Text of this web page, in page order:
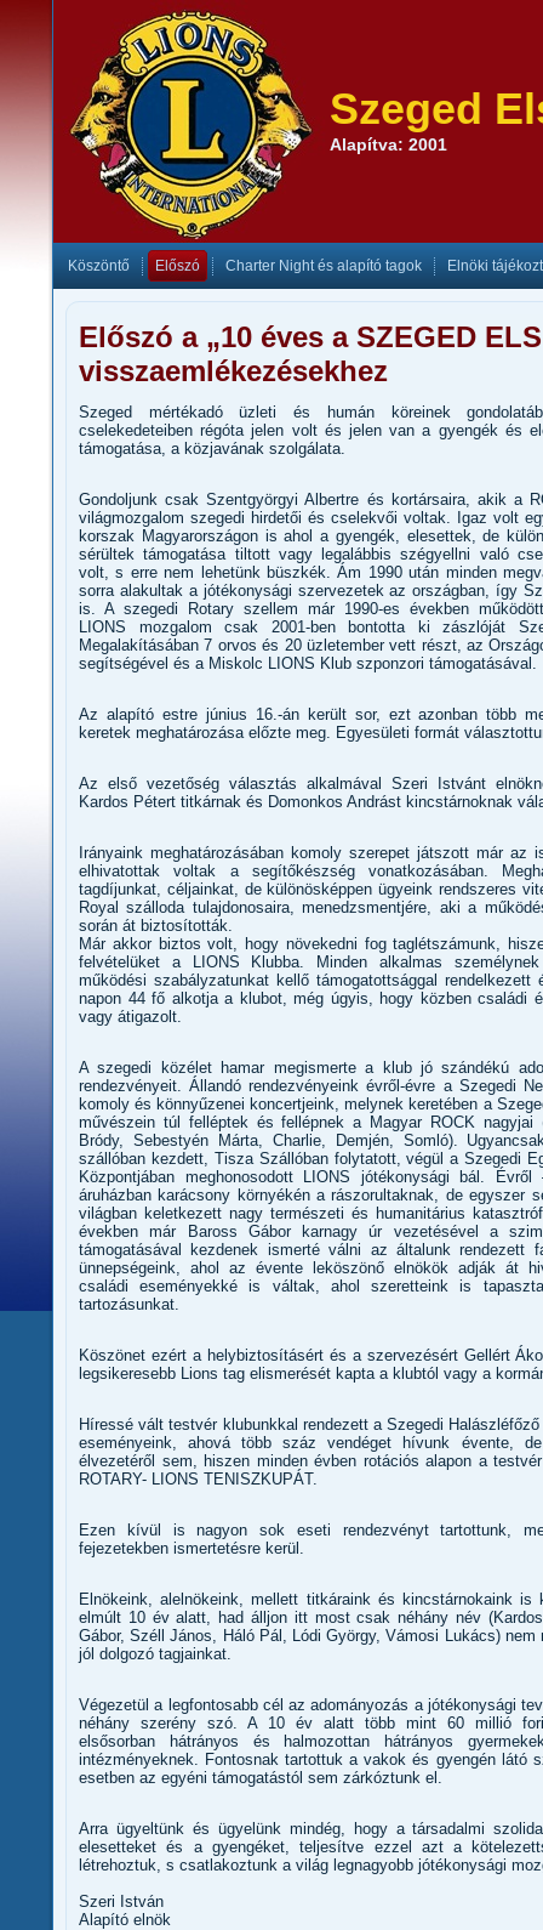
Szeged
Alapítva: 2001
Köszöntő Előszó Charter Night és alapító tagok Elnöki
Előszó a „10 éves a SZEGED
visszaemlékezésekhez
Szeged mértékadó üzleti és humán köreinek
cselekedeteiben régóta jelen volt és jelen van a gyengék és
támogatása, a közjavának szolgálata.
Gondoljunk csak Szentgyörgyi Albertre és kortársaira, akik a
világmozgalom szegedi hirdetői és cselekvői voltak. Igaz volt
korszak Magyarországon is ahol a gyengék, elesettek, de
sérültek támogatása tiltott vagy legalábbis szégyellni való
volt, s erre nem lehetünk büszkék. Ám 1990 után minden
sorra alakultak a jótékonysági szervezetek az országban, így
is. A szegedi Rotary szellem már 1990-es években
LIONS mozgalom csak 2001-ben bontotta ki zászlóját
Megalakításában 7 orvos és 20 üzletember vett részt, az
segítségével és a Miskolc LIONS Klub szponzori támogatásával.
Az alapító estre június 16.-án került sor, ezt azonban több
keretek meghatározása előzte meg. Egyesületi formát
Az első vezetőség választás alkalmával Szeri Istvánt
Kardos Pétert titkárnak és Domonkos Andrást kincstárnoknak
Irányaink meghatározásában komoly szerepet játszott már
elhivatottak voltak a segítőkészség vonatkozásában.
tagdíjunkat, céljainkat, de különösképpen ügyeink rendszeres
Royal szálloda tulajdonosaira, menedzsmentjére, aki a
során át biztosították.
Már akkor biztos volt, hogy növekedni fog taglétszámunk,
felvételüket a LIONS Klubba. Minden alkalmas
működési szabályzatunkat kellő támogatottsággal
napon 44 fő alkotja a klubot, még úgyis, hogy közben családi
vagy átigazolt.
A szegedi közélet hamar megismerte a klub jó szándékú
rendezvényeit. Állandó rendezvényeink évről-évre a Szegedi
komoly és könnyűzenei koncertjeink, melynek keretében a
művészein túl felléptek és fellépnek a Magyar ROCK nagyjai
Bródy, Sebestyén Márta, Charlie, Demjén, Somló).
szállóban kezdett, Tisza Szállóban folytatott, végül a Szegedi
Központjában meghonosodott LIONS jótékonysági bál.
áruházban karácsony környékén a rászorultaknak, de egyszer
világban keletkezett nagy természeti és humanitárius
években már Baross Gábor karnagy úr vezetésével a
támogatásával kezdenek ismerté válni az általunk rendezett
ünnepségeink, ahol az évente leköszönő elnökök adják át
családi eseményekké is váltak, ahol szeretteink is
tartozásunkat.
Köszönet ezért a helybiztosításért és a szervezésért Gellért
legsikeresebb Lions tag elismerését kapta a klubtól vagy a
Híressé vált testvér klubunkkal rendezett a Szegedi
eseményeink, ahová több száz vendéget hívunk évente,
élvezetéről sem, hiszen minden évben rotációs alapon a
ROTARY- LIONS TENISZKUPÁT.
Ezen kívül is nagyon sok eseti rendezvényt tartottunk,
fejezetekben ismertetésre kerül.
Elnökeink, alelnökeink, mellett titkáraink és kincstárnokaink is
elmúlt 10 év alatt, had álljon itt most csak néhány név
Gábor, Széll János, Háló Pál, Lódi György, Vámosi Lukács)
jól dolgozó tagjainkat.
Végezetül a legfontosabb cél az adományozás a jótékonysági
néhány szerény szó. A 10 év alatt több mint 60 millió
elsősorban hátrányos és halmozottan hátrányos
intézményeknek. Fontosnak tartottuk a vakok és gyengén látó
esetben az egyéni támogatástól sem zárkóztunk el.
Arra ügyeltünk és ügyelünk mindég, hogy a társadalmi
elesetteket és a gyengéket, teljesítve ezzel azt a
létrehoztuk, s csatlakoztunk a világ legnagyobb jótékonysági
Szeri István
Alapító elnök